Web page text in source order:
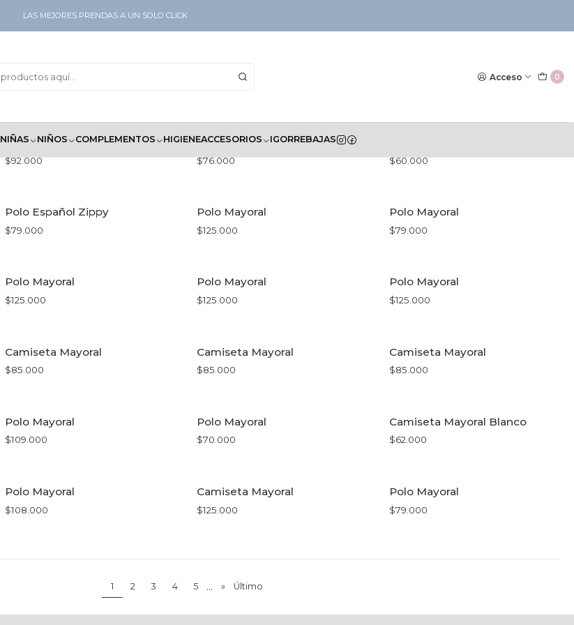
Acceso 0
NIÑAS NIÑOS COMPLEMENTOS HIGIENEACCESORIOS IGORREBAJAS
LAS MEJORES PRENDAS A UN SOLO CLICK
Camiseta Zippy Mickey
$92.000
Camisa Española Zippy
$76.000 $60.000
Polo Español Zippy
$79.000
Polo Mayoral
$125.000
Polo Mayoral
$79.000
Polo Mayoral
$125.000
Polo Mayoral
$125.000
Polo Mayoral
$125.000
Camiseta Mayoral
$85.000
Camiseta Mayoral
$85.000
Camiseta Mayoral
$85.000
Polo Mayoral
$109.000
Polo Mayoral
$70.000
Camiseta Mayoral Blanco
$62.000
Polo Mayoral
$108.000
Camiseta Mayoral
$125.000
Polo Mayoral
$79.000
1 2 3 4 5 ... » Último